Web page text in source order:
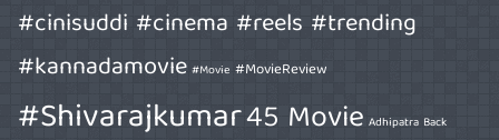
#cinisuddi #cinema #reels #trending
#kannadamovie #Movie #MovieReview
#Shivarajkumar45 Movie Adhipatra Back